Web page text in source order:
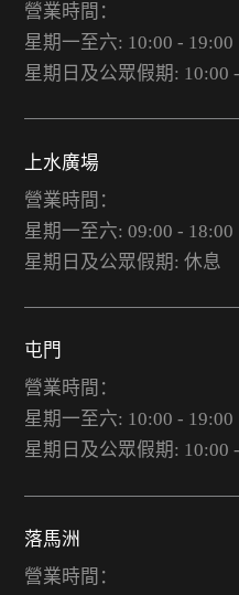
營業時間：
星期一至六: 10:00 - 19:00
星期日及公眾假期: 10:00
上水廣場
營業時間：
星期一至六: 09:00 - 18:00
星期日及公眾假期: 休息
屯門
營業時間：
星期一至六: 10:00 - 19:00
星期日及公眾假期: 10:00
落馬洲
營業時間：